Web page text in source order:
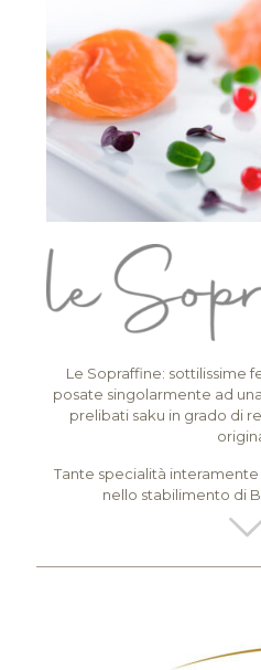
Le Sopraffine: sottilissime
posate singolarmente ad
prelibati saku in grado di
Tante specialità
nello stabilimento di